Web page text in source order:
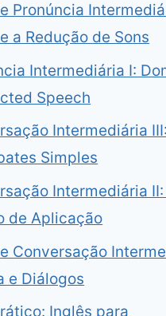
Pronúncia
a Redução de Sons
Intermediária I:
Speech
Intermediária
Simples
Intermediária II:
de Aplicação
Conversação
e Diálogos
Inglês para